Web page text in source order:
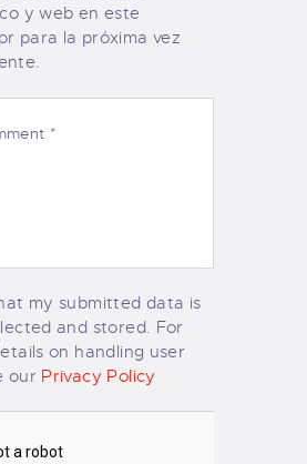
y web en este
para la próxima vez
my submitted data is
and stored. For
on handling user
our Privacy Policy